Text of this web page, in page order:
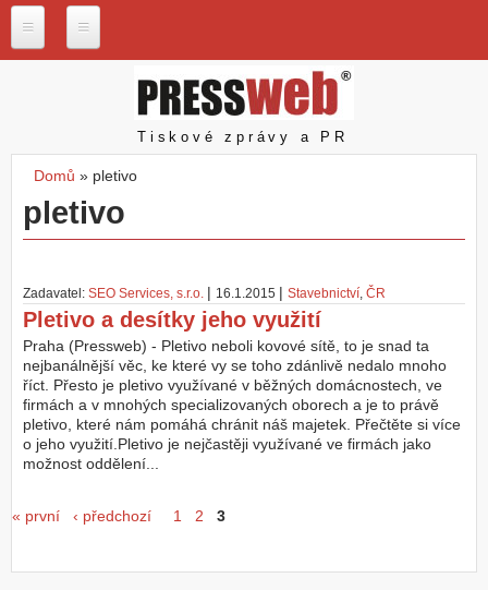
P
e
b
.
c
N
a
š
e
s
l
u
ž
b
Z
Pressweb
Tiskové zprávy a PR
Jste zde
Domů » pletivo
pletivo
Zadavatel: SEO Services, s.r.o. | 16.1.2015 | Stavebnictví, ČR
Pletivo a desítky jeho využití
Praha (Pressweb) - Pletivo neboli kovové sítě, to je snad ta
nejbanálnější věc, ke které vy se toho zdánlivě nedalo mnoho
říct. Přesto je pletivo využívané v běžných domácnostech, ve
firmách a v mnohých specializovaných oborech a je to právě
pletivo, které nám pomáhá chránit náš majetek. Přečtěte si více
o jeho využití.Pletivo je nejčastěji využívané ve firmách jako
možnost oddělení...
Stránky
« první ‹ předchozí 1 2 3